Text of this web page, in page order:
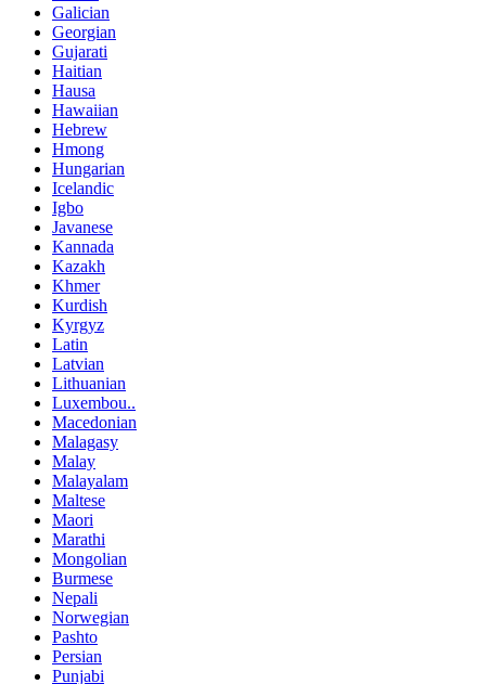
Galician
Georgian
Gujarati
Haitian
Hausa
Hawaiian
Hebrew
Hmong
Hungarian
Icelandic
Igbo
Javanese
Kannada
Kazakh
Khmer
Kurdish
Kyrgyz
Latin
Latvian
Lithuanian
Luxembou..
Macedonian
Malagasy
Malay
Malayalam
Maltese
Maori
Marathi
Mongolian
Burmese
Nepali
Norwegian
Pashto
Persian
Punjabi